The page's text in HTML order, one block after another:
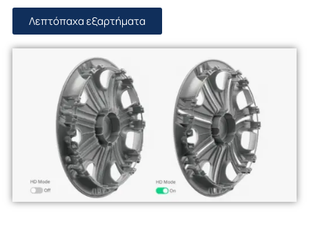
Λεπτόπαχα εξαρτήματα